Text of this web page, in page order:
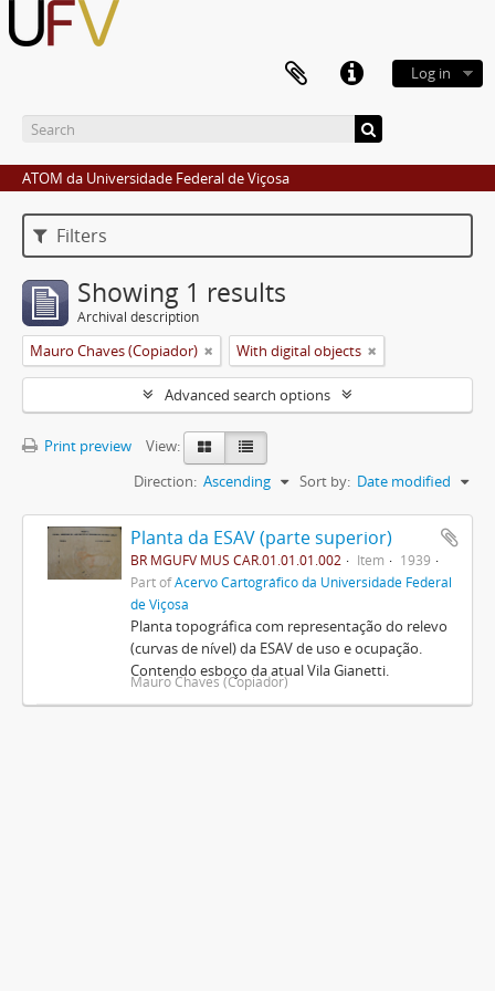
Log in
ATOM da Universidade Federal de Viçosa
Filters
Showing 1 results
Archival description
Mauro Chaves (Copiador) With digital objects
Advanced search options
Print preview
View:
Sort by: Date modified
Direction: Ascending
Planta da ESAV (parte superior)
BR MGUFV MUS CAR.01.01.01.002 Item
1939
Part ofAcervo Cartográfico da Universidade Federal
de Viçosa
Planta topográfica com representação do relevo
(curvas de nível) da ESAV de uso e ocupação.
Contendo esboço da atual Vila Gianetti.
Mauro Chaves (Copiador)